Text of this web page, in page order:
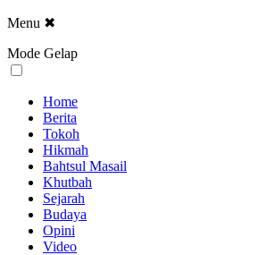
Menu ✖
Mode Gelap
Home
Berita
Tokoh
Hikmah
Bahtsul Masail
Khutbah
Sejarah
Budaya
Opini
Video